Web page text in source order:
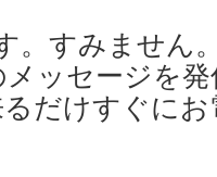
。すみません
ッセージを
だけすぐに